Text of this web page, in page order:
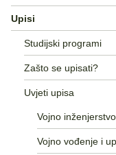
Upisi
Studijski programi
Zašto se upisati?
Uvjeti upisa
Vojno inženjerstvo
Vojno vođenje i